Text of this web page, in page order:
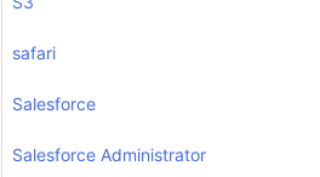
safari
Salesforce
Salesforce Administrator